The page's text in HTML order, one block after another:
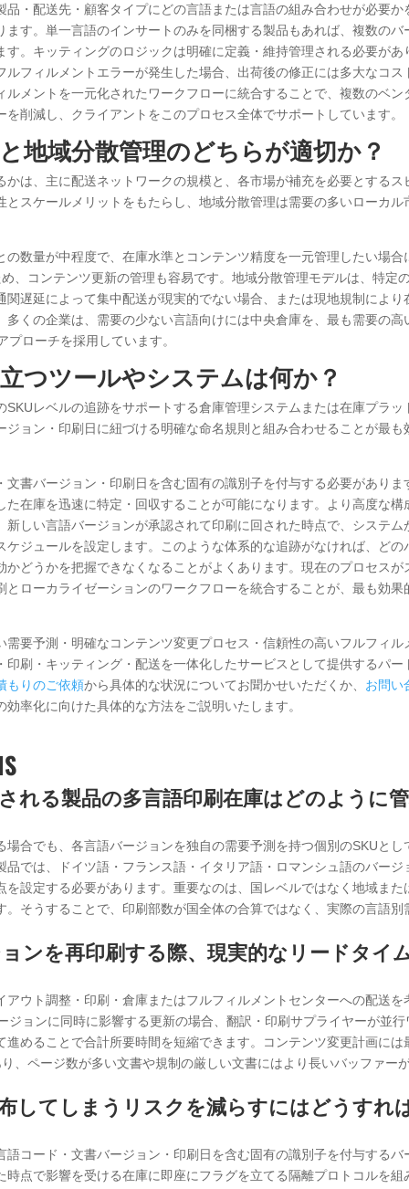
・配送先・顧客タイプにどの言語または言語の組み合わせが必要か
す。単一言語のインサートのみを同梱する製品もあれば、複数のバ
。キッティングのロジックは明確に定義・維持管理される必要があ
フィルメントエラーが発生した場合、出荷後の修正には多大なコス
メントを一元化されたワークフローに統合することで、複数のベン
削減し、クライアントをこのプロセス全体でサポートしています。
地域分散管理のどちらが適切か？
は、主に配送ネットワークの規模と、各市場が補充を必要とするス
スケールメリットをもたらし、地域分散管理は需要の多いローカル
数量が中程度で、在庫水準とコンテンツ精度を一元管理したい場合
、コンテンツ更新の管理も容易です。地域分散管理モデルは、特定
遅延によって集中配送が現実的でない場合、または現地規制により
くの企業は、需要の少ない言語向けには中央倉庫を、最も需要の高
ローチを採用しています。
つツールやシステムは何か？
レベルの追跡をサポートする倉庫管理システムまたは在庫プラッ
ョン・印刷日に紐づける明確な命名規則と組み合わせることが最も
書バージョン・印刷日を含む固有の識別子を付与する必要がありま
在庫を迅速に特定・回収することが可能になります。より高度な構
しい言語バージョンが承認されて印刷に回された時点で、システム
ジュールを設定します。このような体系的な追跡がなければ、どの
どうかを把握できなくなることがよくあります。現在のプロセスが
ローカライゼーションのワークフローを統合することが、最も効果
要予測・明確なコンテンツ変更プロセス・信頼性の高いフルフィル
刷・キッティング・配送を一体化したサービスとして提供するパー
もりのご依頼から具体的な状況についてお聞かせいただくか、 お問い
率化に向けた具体的な方法をご説明いたします。
れる製品の多言語印刷在庫はどのように
合でも、各言語バージョンを独自の需要予測を持つ個別のSKUとし
では、ドイツ語・フランス語・イタリア語・ロマンシュ語のバージ
設定する必要があります。重要なのは、国レベルではなく地域また
そうすることで、印刷部数が国全体の合算ではなく、実際の言語別
ンを再印刷する際、現実的なリードタイ
ウト調整・印刷・倉庫またはフルフィルメントセンターへの配送を
ョンに同時に影響する更新の場合、翻訳・印刷サプライヤーが並行
めることで合計所要時間を短縮できます。コンテンツ変更計画には
、ページ数が多い文書や規制の厳しい文書にはより長いバッファー
してしまうリスクを減らすにはどうすれ
コード・文書バージョン・印刷日を含む固有の識別子を付与するバ
点で影響を受ける在庫に即座にフラグを立てる隔離プロトコルを組